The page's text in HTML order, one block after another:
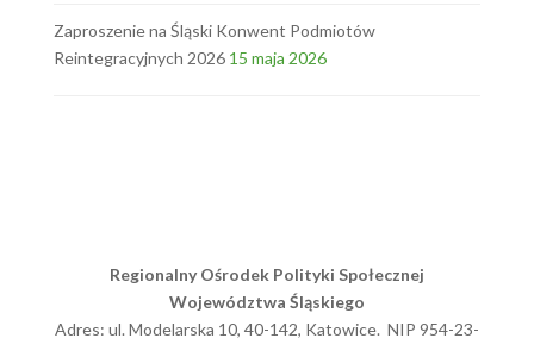
Zaproszenie na Śląski Konwent Podmiotów
Reintegracyjnych 2026 15 maja 2026
Regionalny Ośrodek Polityki Społecznej
Województwa Śląskiego
Adres: ul. Modelarska 10, 40-142, Katowice. NIP 954-23-